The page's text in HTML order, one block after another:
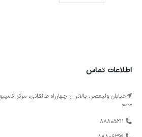
اطلاعات تماس
خیابان ولیعصر، بالاتر از چهارراه طالقانی، مرکز
413
88805211